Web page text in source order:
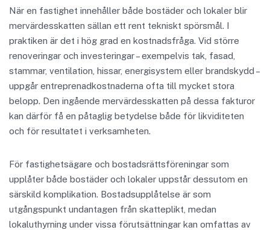
När en fastighet innehåller både bostäder och lokaler blir
mervärdesskatten sällan ett rent tekniskt spörsmål. I
praktiken är det i hög grad en kostnadsfråga. Vid större
renoveringar och investeringar – exempelvis tak, fasad,
stammar, ventilation, hissar, energisystem eller brandskydd –
uppgår entreprenadkostnaderna ofta till mycket stora
belopp. Den ingående mervärdesskatten på dessa fakturor
kan därför få en påtaglig betydelse både för likviditeten
och för resultatet i verksamheten.
För fastighetsägare och bostadsrättsföreningar som
upplåter både bostäder och lokaler uppstår dessutom en
särskild komplikation. Bostadsupplåtelse är som
utgångspunkt undantagen från skatteplikt, medan
lokaluthyrning under vissa förutsättningar kan omfattas av